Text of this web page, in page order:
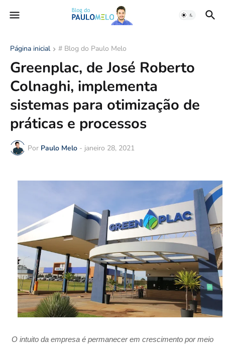
Página inicial # Blog do Paulo Melo
Greenplac, de José Roberto
Colnaghi, implementa
sistemas para otimização de
práticas e processos
Por Paulo Melo - janeiro 28, 2021
O intuito da empresa é permanecer em crescimento por meio